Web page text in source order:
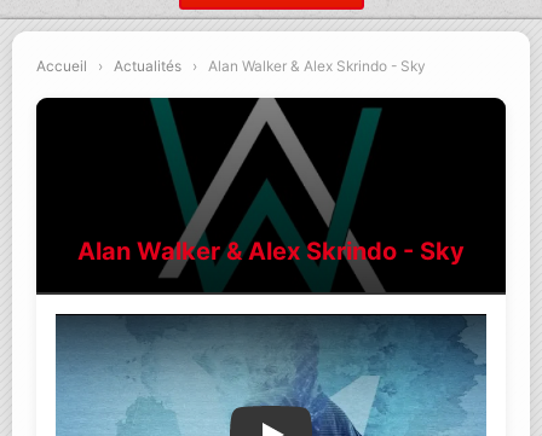
Accueil › Actualités › Alan Walker & Alex Skrindo - Sky
Alan Walker & Alex Skrindo - Sky